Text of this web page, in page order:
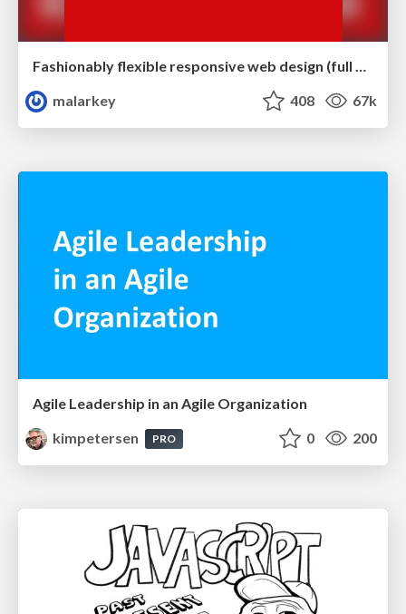
Fashionably flexible responsive web design (full day workshop)
malarkey
408 67k
Agile Leadership in an Agile Organization
kimpetersen
PRO 0 200